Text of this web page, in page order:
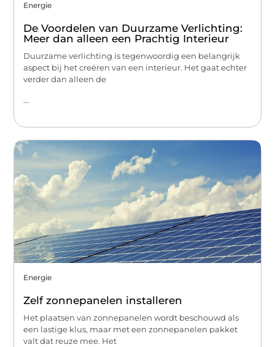
Energie
De Voordelen van Duurzame Verlichting:
Meer dan alleen een Prachtig Interieur
Duurzame verlichting is tegenwoordig een belangrijk
aspect bij het creëren van een interieur. Het gaat echter
verder dan alleen de
...
Energie
Zelf zonnepanelen installeren
Het plaatsen van zonnepanelen wordt beschouwd als
een lastige klus, maar met een zonnepanelen pakket
valt dat reuze mee. Het